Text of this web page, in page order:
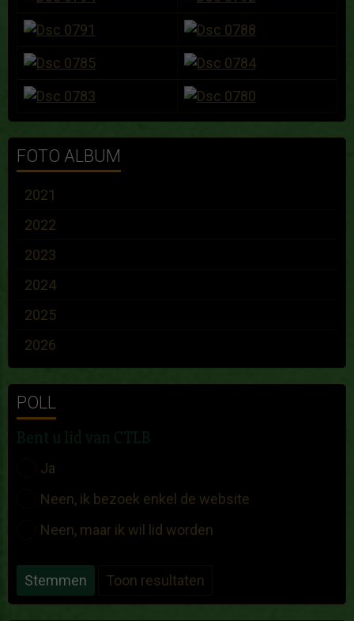
FOTO ALBUM
2021
2022
2023
2024
2025
2026
POLL
Bent u lid van CTLB
Ja
Neen, ik bezoek enkel de website
Neen, maar ik wil lid worden
Stemmen Toon resultaten